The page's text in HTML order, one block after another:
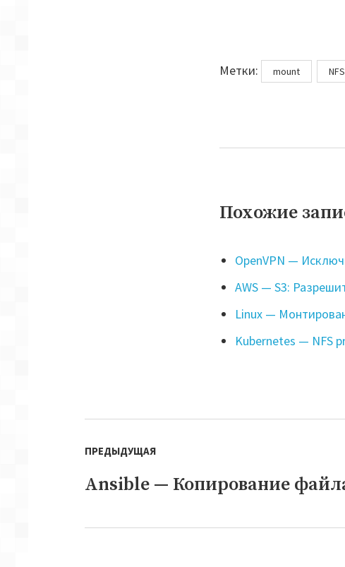
Метки: Метки
mount NFS
Похожие
OpenVPN —
AWS — S3:
Linux —
Kubernetes — NFS
по
записям
ПРЕДЫДУЩАЯ
Предыдущая
Ansible — Копирование